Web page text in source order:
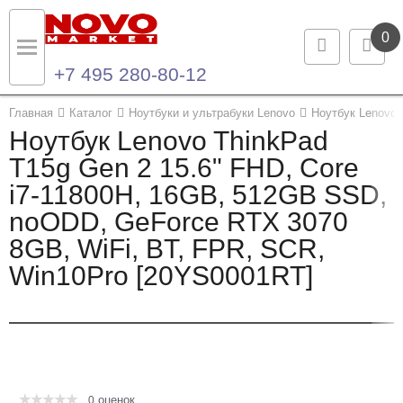
0
+7 495 280-80-12
Главная Каталог Ноутбуки и ультрабуки Lenovo Ноутбук
Ноутбук Lenovo ThinkPad
T15g Gen 2 15.6" FHD, Core
i7-11800H, 16GB, 512GB SSD,
noODD, GeForce RTX 3070
8GB, WiFi, BT, FPR, SCR,
Win10Pro [20YS0001RT]
0 оценок
Назад
Каталог продукции
Ноутбуки и ультрабуки
Компьютеры
Моноблоки
Назад
Контакты
Контактная информация